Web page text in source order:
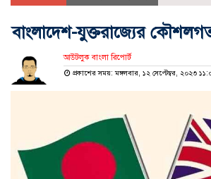
বাংলাদেশ-যুক্তরাজ্যের
আউটলুক বাংলা রিপোর্ট
প্রকাশের সময়: মঙ্গলবার, ১২ সেপ্টেম্বর, ২০২৩